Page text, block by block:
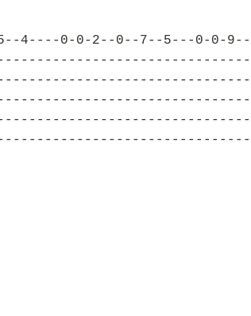
4----0-0-2--0--7--5---0-0-